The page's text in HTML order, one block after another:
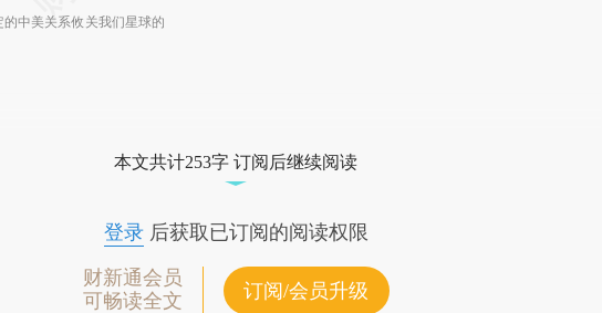
中美关系攸关我们星球的
本文共计253字 订阅后继续阅读
登录后获取已订阅的阅读权限
财新通会员
可畅读全文
订阅/会员升级